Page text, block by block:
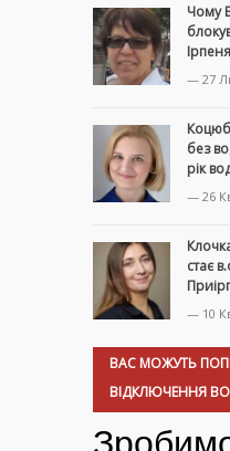
Чому
— 27
без
рік
— 26
стає
— 10
ВАС МОЖУТЬ
ВІДКЛЮЧЕННЯ